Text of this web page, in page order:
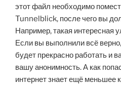
этот файл необходимо
Tunnelblick, после чего вы
Например, такая интересная
Если вы выполнили всё верно,
будет прекрасно работать и
вашу анонимность. А как
интернет знает ещё меньшее